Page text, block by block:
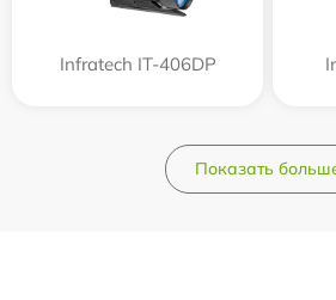
Infratech IT-406DP
Показать